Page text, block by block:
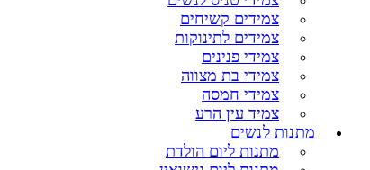
צמידים קשיחים
צמידים לתינוקות
צמידי פנינים
צמידי בת מצווה
צמידי חמסה
צמיד עין הרע
מתנות לנשים
מתנות ליום הולדת